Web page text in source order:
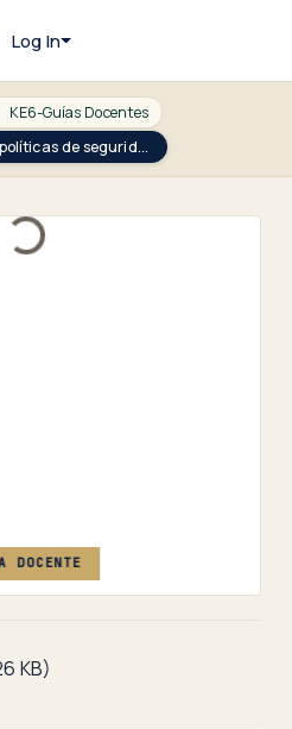
Log In
KE6-Guías Docentes
Principios y políticas de seguridad internacional
Loading...
DOCENTE
KB)